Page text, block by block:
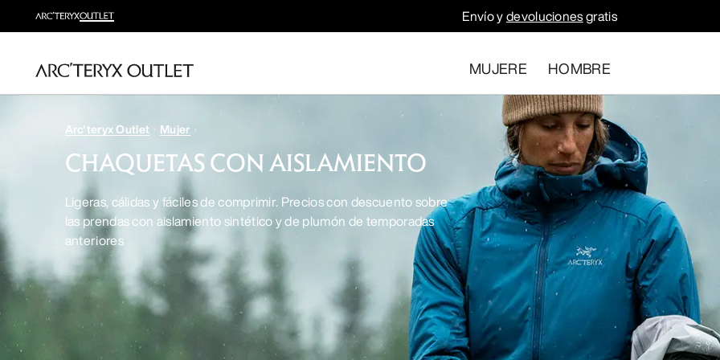
Envío ydevolucionesgratis
MUJERE HOMBRE
Arc'teryx Outlet Mujer
CHAQUETAS CON AISLAMIENTO
Ligeras, cálidas y fáciles de comprimir. Precios con descuento sobre
las prendas con aislamiento sintético y de plumón de temporadas
anteriores